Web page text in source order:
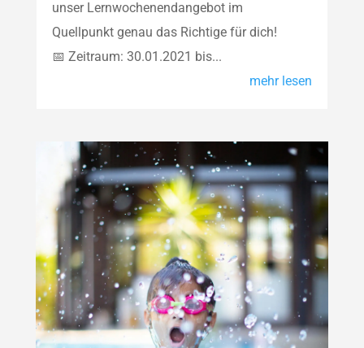
unser Lernwochenendangebot im
Quellpunkt genau das Richtige für dich!
📅 Zeitraum: 30.01.2021 bis...
mehr lesen